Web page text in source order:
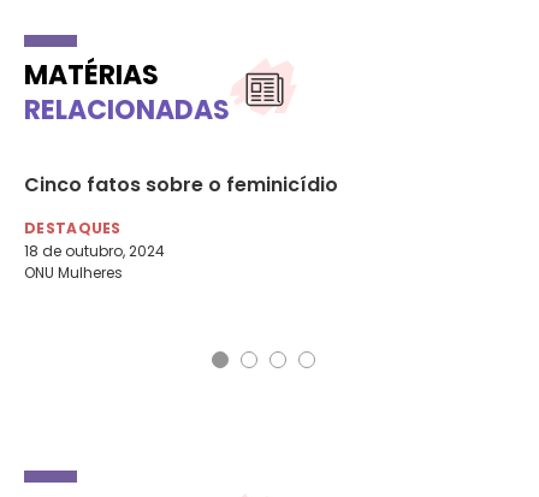
MATÉRIAS
RELACIONADAS
Cinco fatos sobre o feminicídio
DESTAQUES
18 de outubro, 2024
ONU Mulheres